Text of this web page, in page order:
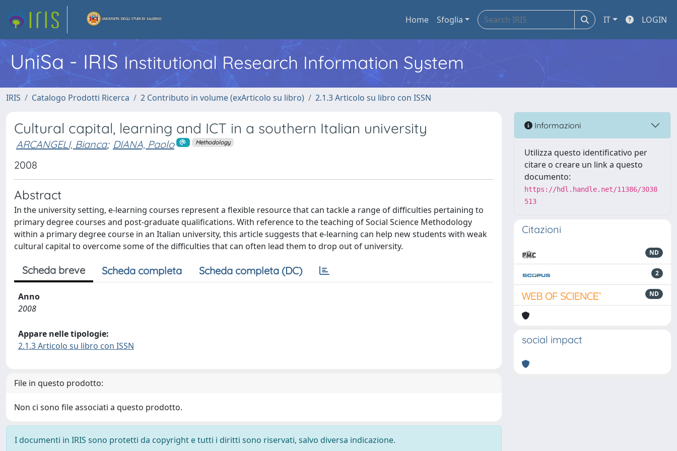
Home Sfoglia IT LOGIN
UniSa - IRIS Institutional Research Information System
IRIS Catalogo Prodotti Ricerca 2 Contributo in volume (exArticolo su libro) 2.1.3 Articolo su libro con ISSN
Cultural capital, learning and ICT in a southern Italian university
ARCANGELI, Bianca; DIANA, Paolo Methodology
2008
Abstract
In the university setting, e-learning courses represent a flexible resource that can tackle a range of difficulties pertaining to
primary degree courses and post-graduate qualifications. With reference to the teaching of Social Science Methodology
within a primary degree course in an Italian university, this article suggests that e-learning can help new students with weak
cultural capital to overcome some of the difficulties that can often lead them to drop out of university.
Scheda breve Scheda completa Scheda completa (DC)
Anno
2008
Appare nelle tipologie:
2.1.3 Articolo su libro con ISSN
File in questo prodotto:
Non ci sono file associati a questo prodotto.
I documenti in IRIS sono protetti da copyright e tutti i diritti sono riservati, salvo diversa indicazione.
Informazioni
Utilizza questo identificativo per
citare o creare un link a questo
documento:
https://hdl.handle.net/11386/3038
513
Citazioni
ND
2
ND
social impact